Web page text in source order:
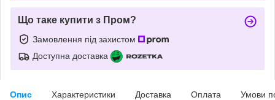
Що таке купити з Пром?
Замовлення під захистом
Доступна доставка
Опис Характеристики Доставка Оплата Умови